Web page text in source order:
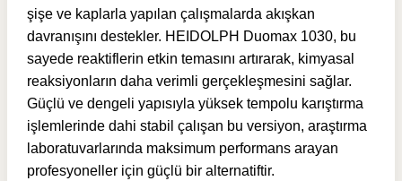
şişe ve kaplarla yapılan çalışmalarda akışkan
davranışını destekler. HEIDOLPH Duomax 1030, bu
sayede reaktiflerin etkin temasını artırarak, kimyasal
reaksiyonların daha verimli gerçekleşmesini sağlar.
Güçlü ve dengeli yapısıyla yüksek tempolu karıştırma
işlemlerinde dahi stabil çalışan bu versiyon, araştırma
laboratuvarlarında maksimum performans arayan
profesyoneller için güçlü bir alternatiftir.